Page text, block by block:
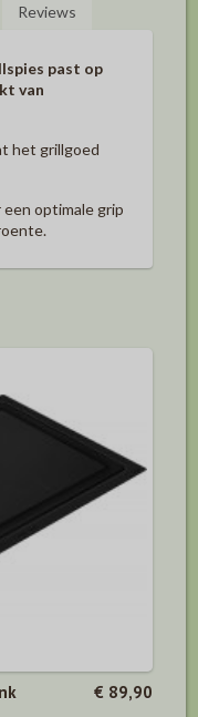
Reviews
past op
van
het grillgoed
optimale grip
€ 89,90